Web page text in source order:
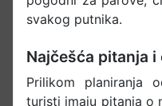
svakog putnika.
Najčešća pitanja
Prilikom planiranja
turisti imaju pitanja o